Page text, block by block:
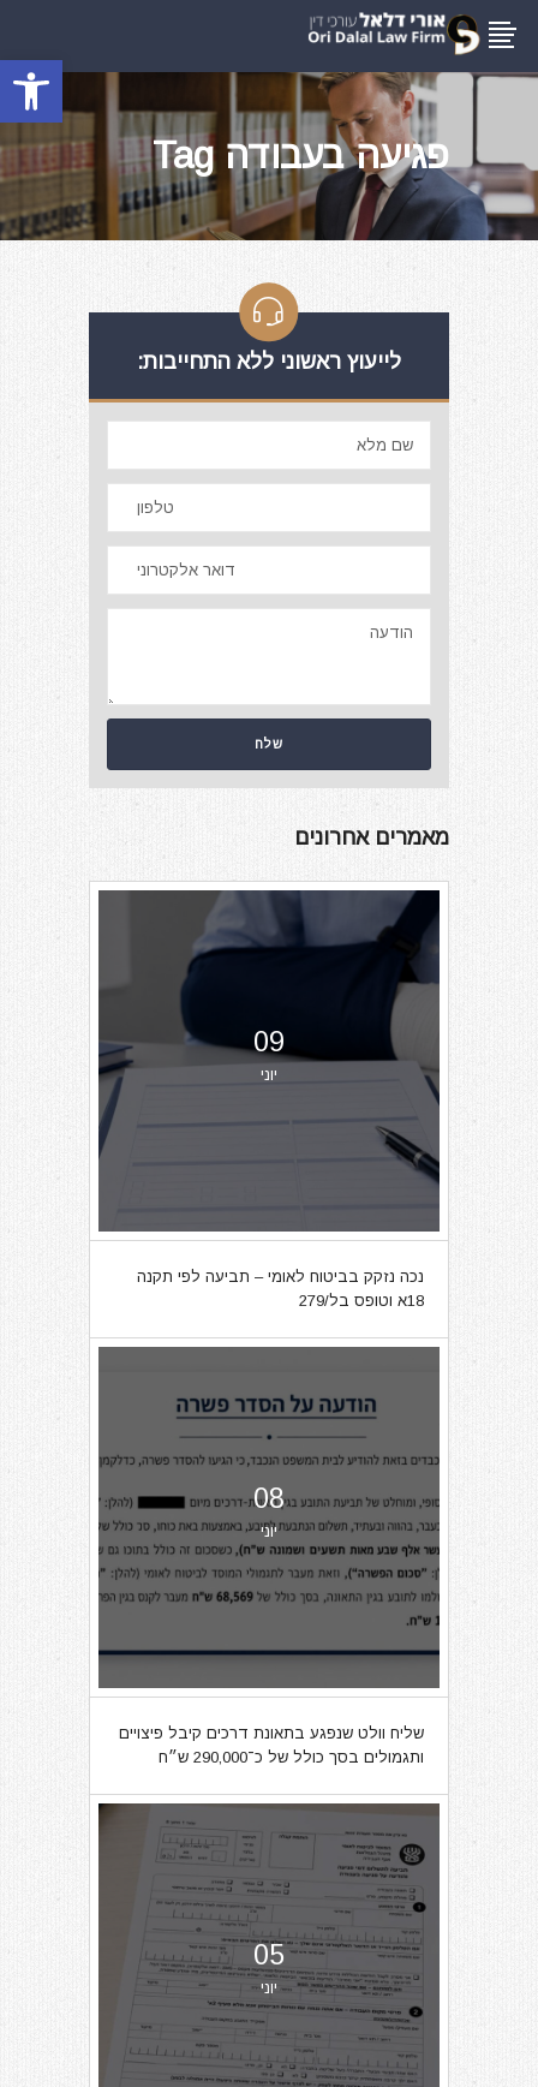
פתח
פגיעה בעבודה Tag
לייעוץ ראשוני ללא התחייבות:
מאמרים אחרונים
09
יוני
נכה נזקק בביטוח לאומי – תביעה לפי תקנה
18א וטופס בל/279
08
יוני
שליח וולט שנפגע בתאונת דרכים קיבל פיצויים
ותגמולים בסך כולל של כ־290,000 ש״ח
05
יוני